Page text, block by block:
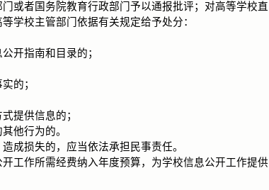
或者国务院教育行政部门予以通报批评；对高等学校直
学校主管部门依据有关规定给予处分：
开指南和目录的；
的；
提供信息的；
他行为的。
损失的，应当依法承担民事责任。
作所需经费纳入年度预算，为学校信息公开工作提供